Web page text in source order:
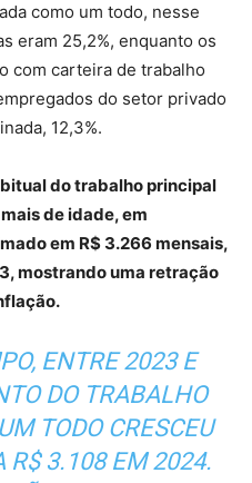
como um todo, nesse
eram 25,2%, enquanto os
com carteira de trabalho
do setor privado
12,3%.
do trabalho principal
de idade, em
em R$ 3.266 mensais,
mostrando uma retração
ENTRE 2023 E
DO TRABALHO
TODO CRESCEU
R$ 3.108 EM 2024.